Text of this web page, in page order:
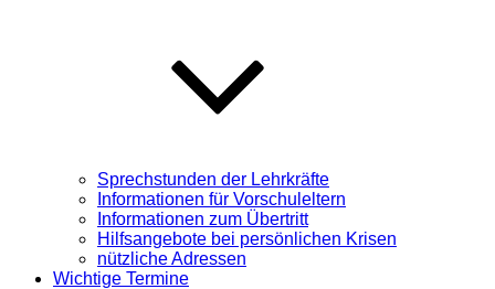
Sprechstunden der Lehrkräfte
Informationen für Vorschuleltern
Informationen zum Übertritt
Hilfsangebote bei persönlichen Krisen
nützliche Adressen
Wichtige Termine